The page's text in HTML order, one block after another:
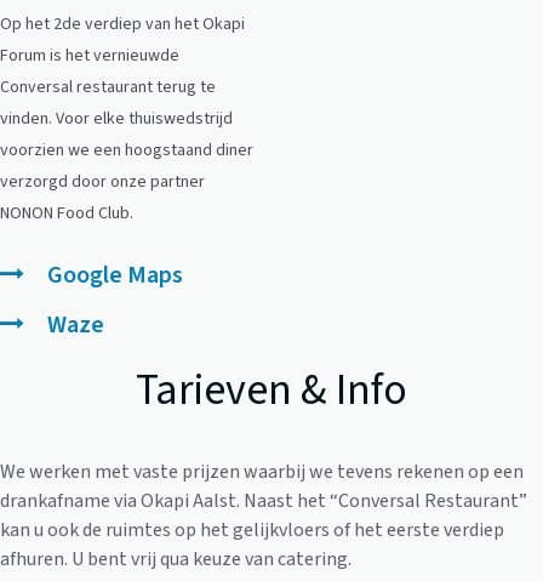
Op het 2de verdiep van het Okapi
Forum is het vernieuwde
Conversal restaurant terug te
vinden. Voor elke thuiswedstrijd
voorzien we een hoogstaand diner
verzorgd door onze partner
NONON Food Club.
Google Maps
Waze
Tarieven & Info
We werken met vaste prijzen waarbij we tevens rekenen op een
drankafname via Okapi Aalst. Naast het “Conversal Restaurant”
kan u ook de ruimtes op het gelijkvloers of het eerste verdiep
afhuren. U bent vrij qua keuze van catering.